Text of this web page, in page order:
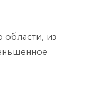
области, из